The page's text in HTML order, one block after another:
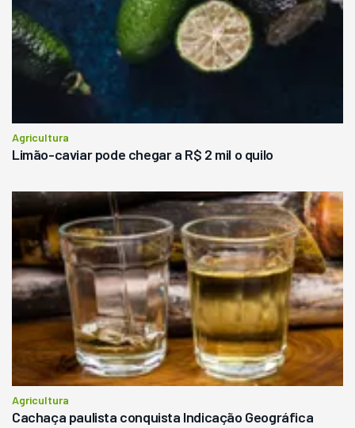
Agricultura
Limão-caviar pode chegar a R$ 2 mil o quilo
Agricultura
Cachaça paulista conquista Indicação Geográfica